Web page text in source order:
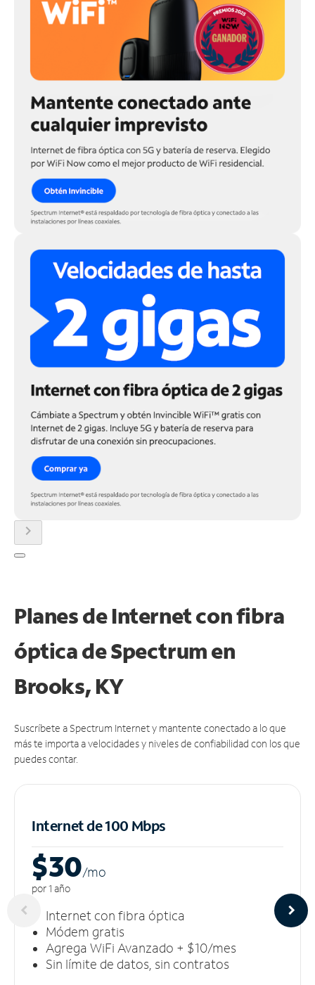
chevron_right
Planes de Internet con fibra
óptica de Spectrum en
Brooks, KY
Suscríbete a Spectrum Internet y mantente conectado a lo que
más te importa a velocidades y niveles de confiabilidad con los que
puedes contar.
Internet de 100 Mbps
$30/mo
por 1 año
Internet con fibra óptica
Módem gratis
Agrega WiFi Avanzado + $10/mes
Sin límite de datos, sin contratos